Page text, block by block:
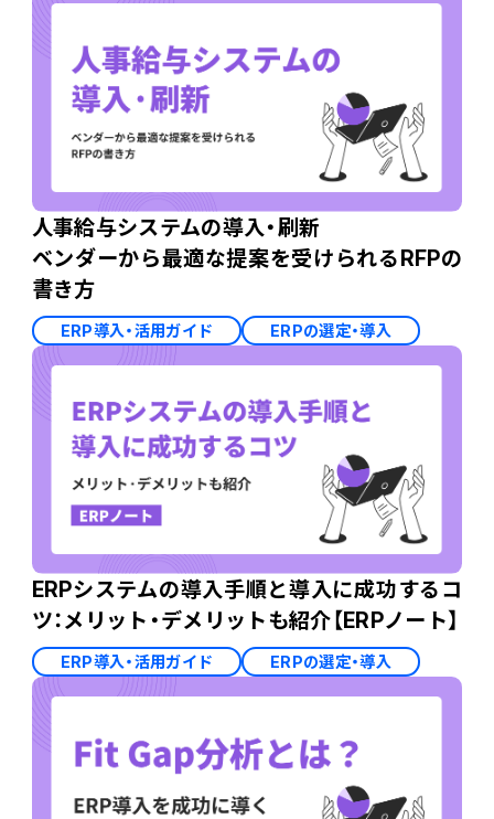
人事給与システムの導入・刷新
ベンダーから最適な提案を受けられるRFPの
書き方
ERP導入・活用ガイド ERPの選定・導入
ERPシステムの導入手順と導入に成功するコ
ツ：メリット・デメリットも紹介【ERPノート】
ERP導入・活用ガイド ERPの選定・導入